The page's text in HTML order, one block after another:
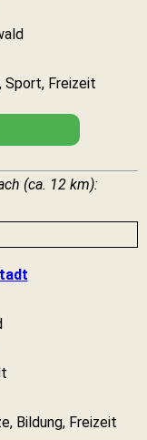
Sport, Freizeit
(ca. 12 km):
Bildung, Freizeit